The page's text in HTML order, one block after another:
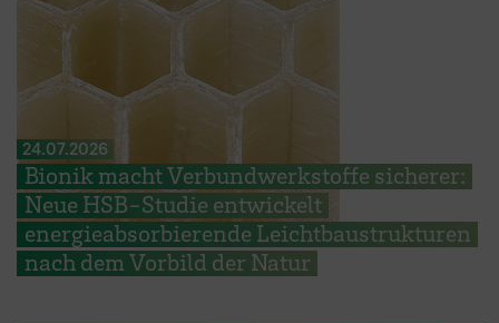
24.07.2026
Bionik macht Verbundwerkstoffe sicherer:
Neue HSB-Studie entwickelt
energieabsorbierende Leichtbaustrukturen
nach dem Vorbild der Natur